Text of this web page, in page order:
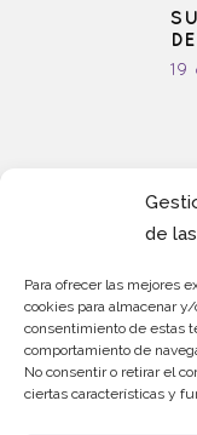
de
Para ofrecer las mejores
cookies para almacenar
consentimiento de estas
comportamiento de
No consentir o retirar el
ciertas características y
19